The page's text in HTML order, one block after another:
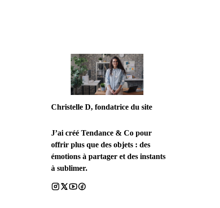
Christelle D, fondatrice du site
J’ai créé Tendance & Co pour
offrir plus que des objets : des
émotions à partager et des instants
à sublimer.